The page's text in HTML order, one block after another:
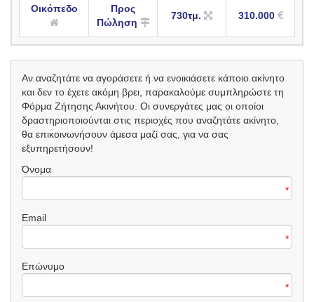
Οικόπεδο
Προς
Πώληση
730τμ. 310.000
Αν αναζητάτε να αγοράσετε ή να ενοικιάσετε κάποιο ακίνητο
και δεν το έχετε ακόμη βρει, παρακαλούμε συμπληρώστε τη
Φόρμα Ζήτησης Ακινήτου. Οι συνεργάτες μας οι οποίοι
δραστηριοποιούνται στις περιοχές που αναζητάτε ακίνητο,
θα επικοινωνήσουν άμεσα μαζί σας, για να σας
εξυπηρετήσουν!
Όνομα
*
Email
*
Επώνυμο
*